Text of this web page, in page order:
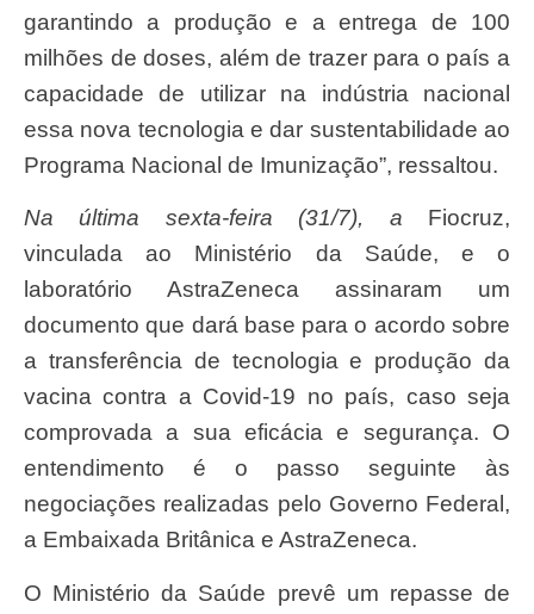
garantindo a produção e a entrega de 100
milhões de doses, além de trazer para o país a
capacidade de utilizar na indústria nacional
essa nova tecnologia e dar sustentabilidade ao
Programa Nacional de Imunização”, ressaltou.
Na última sexta-feira (31/7), a Fiocruz,
vinculada ao Ministério da Saúde, e o
laboratório AstraZeneca assinaram um
documento que dará base para o acordo sobre
a transferência de tecnologia e produção da
vacina contra a Covid-19 no país, caso seja
comprovada a sua eficácia e segurança. O
entendimento é o passo seguinte às
negociações realizadas pelo Governo Federal,
a Embaixada Britânica e AstraZeneca.
O Ministério da Saúde prevê um repasse de